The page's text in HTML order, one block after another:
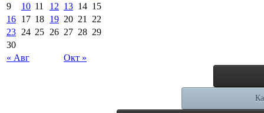
« Авг Окт »
9
10 11 12 13 14 15
16 17 18 19 20 21
22
23 24 25 26 27 28 29
30